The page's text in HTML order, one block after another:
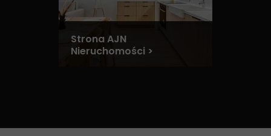
Strona AJN
Nieruchomości >